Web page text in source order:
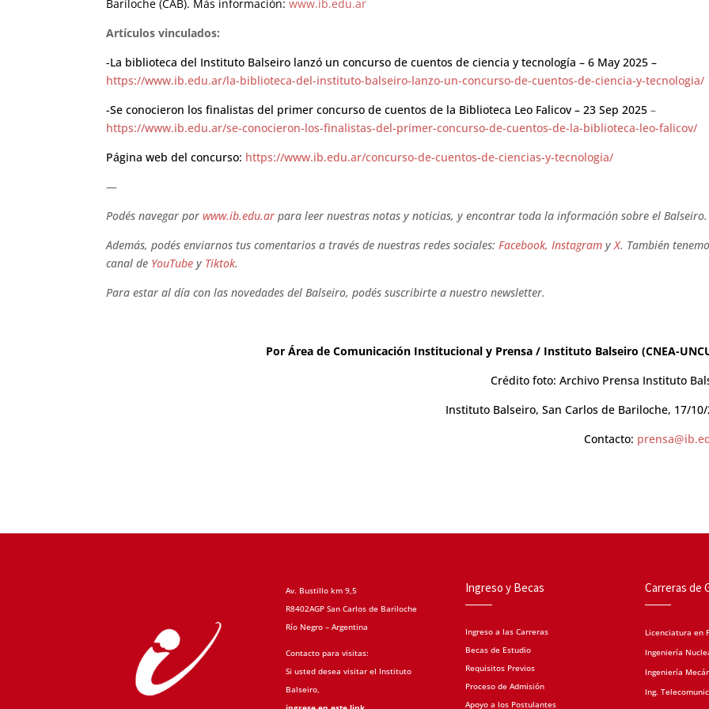
Bariloche (CAB). Más información: www.ib.edu.ar
Artículos vinculados:
-La biblioteca del Instituto Balseiro lanzó un concurso de cuentos de ciencia y tecnología – 6 May 2025 –
https://www.ib.edu.ar/la-biblioteca-del-instituto-balseiro-lanzo-un-concurso-de-cuentos-de-ciencia-y-tecnologia/
-Se conocieron los finalistas del primer concurso de cuentos de la Biblioteca Leo Falicov – 23 Sep 2025 –
https://www.ib.edu.ar/se-conocieron-los-finalistas-del-primer-concurso-de-cuentos-de-la-biblioteca-leo-falicov/
Página web del concurso: https://www.ib.edu.ar/concurso-de-cuentos-de-ciencias-y-tecnologia/
—
Podés navegar porwww.ib.edu.ar para leer nuestras notas y noticias, y encontrar toda la información sobre el Balseiro.
Además, podés enviarnos tus comentarios a través de nuestras redes sociales:Facebook, Instagram yX. También
canal de YouTube y Tiktok.
Para estar al día con las novedades del Balseiro, podés suscribirte a nuestro newsletter.
Por Área de Comunicación Institucional y Prensa / Instituto Balseiro (CNEA-
Crédito foto: Archivo Prensa Instituto
Instituto Balseiro, San Carlos de Bariloche, 17/
Contacto:
Av. Bustillo km 9,5
R8402AGP San Carlos de Bariloche
Río Negro – Argentina
Contacto para visitas:
Si usted desea visitar el Instituto
Balseiro,
Ingreso y Becas
Ingreso a las Carreras
Becas de Estudio
Requisitos Previos
Proceso de Admisión
Apoyo a los Postulantes
Carreras de
Licenciatura en
Ingeniería
Ingeniería
Ing.